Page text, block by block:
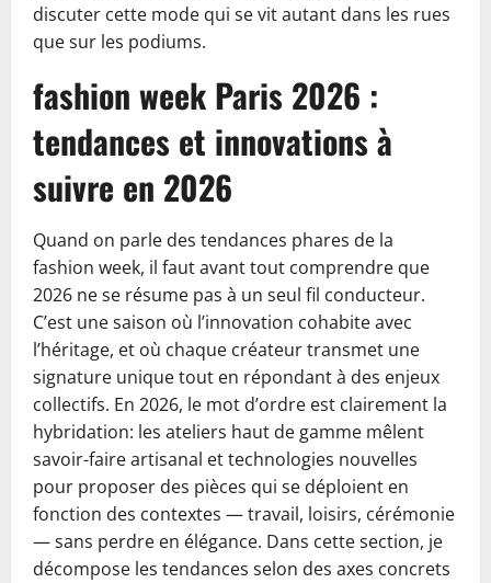
discuter cette mode qui se vit autant dans les rues
que sur les podiums.
fashion week Paris 2026 :
tendances et innovations à
suivre en 2026
Quand on parle des tendances phares de la
fashion week, il faut avant tout comprendre que
2026 ne se résume pas à un seul fil conducteur.
C’est une saison où l’innovation cohabite avec
l’héritage, et où chaque créateur transmet une
signature unique tout en répondant à des enjeux
collectifs. En 2026, le mot d’ordre est clairement la
hybridation: les ateliers haut de gamme mêlent
savoir-faire artisanal et technologies nouvelles
pour proposer des pièces qui se déploient en
fonction des contextes — travail, loisirs, cérémonie
— sans perdre en élégance. Dans cette section, je
décompose les tendances selon des axes concrets